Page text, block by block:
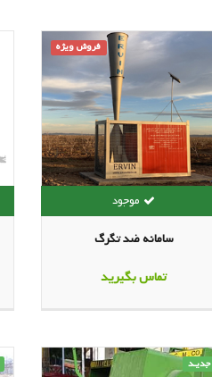
فروش ویژه
سامانه ضد تگرگ
تماس بگیرید
جدیـد